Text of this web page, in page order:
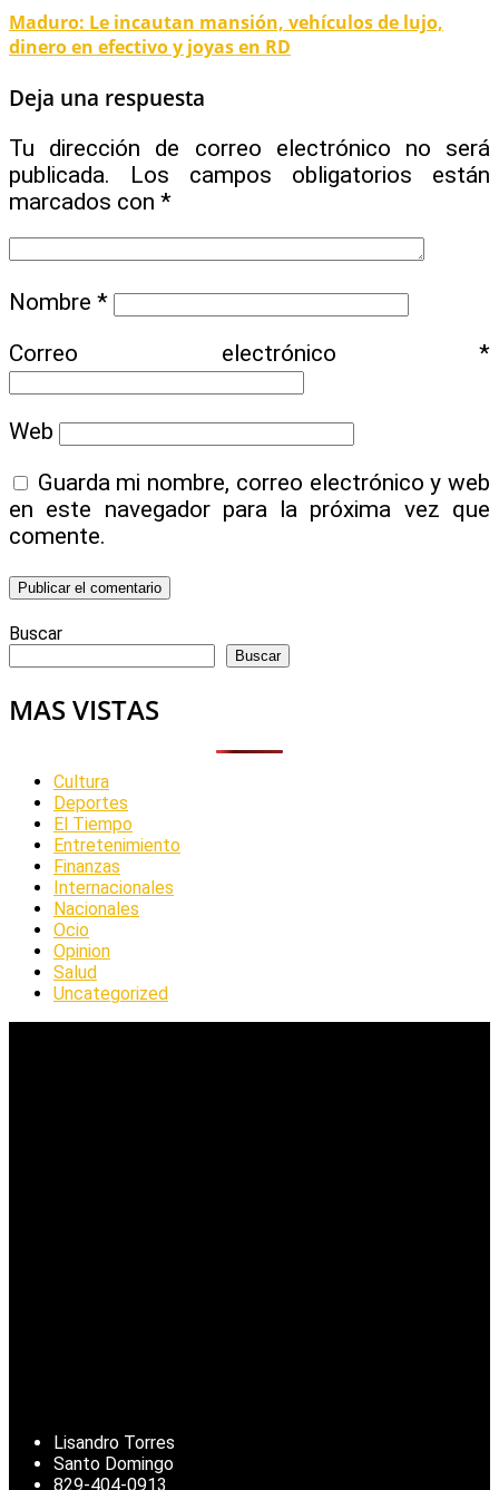
Maduro: Le incautan mansión, vehículos de lujo,
dinero en efectivo y joyas en RD
Deja una respuesta
Tu dirección de correo electrónico no será
publicada.
Los campos obligatorios están
marcados con *
Nombre *
Correo electrónico *
Web
Guarda mi nombre, correo electrónico y web
en este navegador para la próxima vez que
comente.
Buscar
Buscar
MAS VISTAS
Cultura
Deportes
El Tiempo
Entretenimiento
Finanzas
Internacionales
Nacionales
Ocio
Opinion
Salud
Uncategorized
Lisandro Torres
Santo Domingo
829-404-0913